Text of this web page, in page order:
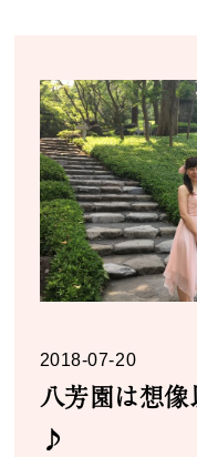
2018-07-20
八芳園は想
♪